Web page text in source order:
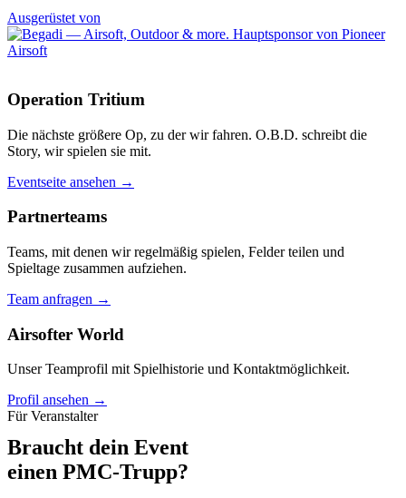
Ausgerüstet von
Operation Tritium
Die nächste größere Op, zu der wir fahren. O.B.D. schreibt die
Story, wir spielen sie mit.
Eventseite ansehen →
Partnerteams
Teams, mit denen wir regelmäßig spielen, Felder teilen und
Spieltage zusammen aufziehen.
Team anfragen →
Airsofter World
Unser Teamprofil mit Spielhistorie und Kontaktmöglichkeit.
Profil ansehen →
Für Veranstalter
Braucht dein Event
einen PMC-Trupp?